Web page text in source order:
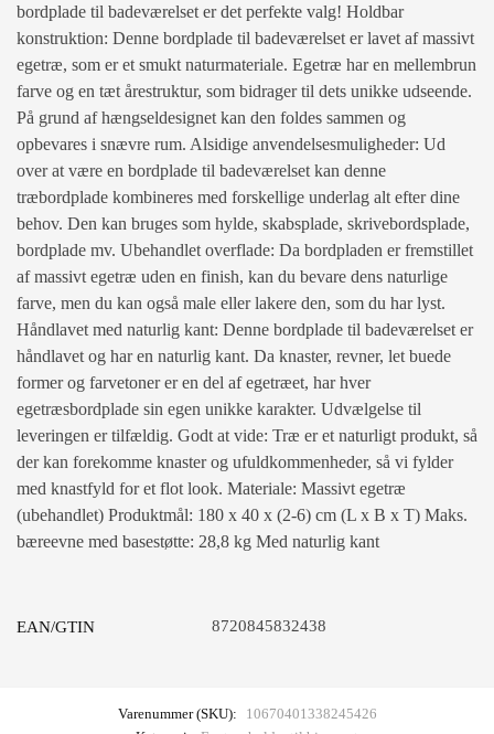
bordplade til badeværelset er det perfekte valg! Holdbar
konstruktion: Denne bordplade til badeværelset er lavet af massivt
egetræ, som er et smukt naturmateriale. Egetræ har en mellembrun
farve og en tæt årestruktur, som bidrager til dets unikke udseende.
På grund af hængseldesignet kan den foldes sammen og
opbevares i snævre rum. Alsidige anvendelsesmuligheder: Ud
over at være en bordplade til badeværelset kan denne
træbordplade kombineres med forskellige underlag alt efter dine
behov. Den kan bruges som hylde, skabsplade, skrivebordsplade,
bordplade mv. Ubehandlet overflade: Da bordpladen er fremstillet
af massivt egetræ uden en finish, kan du bevare dens naturlige
farve, men du kan også male eller lakere den, som du har lyst.
Håndlavet med naturlig kant: Denne bordplade til badeværelset er
håndlavet og har en naturlig kant. Da knaster, revner, let buede
former og farvetoner er en del af egetræet, har hver
egetræsbordplade sin egen unikke karakter. Udvælgelse til
leveringen er tilfældig. Godt at vide: Træ er et naturligt produkt, så
der kan forekomme knaster og ufuldkommenheder, så vi fylder
med knastfyld for et flot look. Materiale: Massivt egetræ
(ubehandlet) Produktmål: 180 x 40 x (2-6) cm (L x B x T) Maks.
bæreevne med basestøtte: 28,8 kg Med naturlig kant
EAN/GTIN 8720845832438
Varenummer (SKU):
10670401338245426